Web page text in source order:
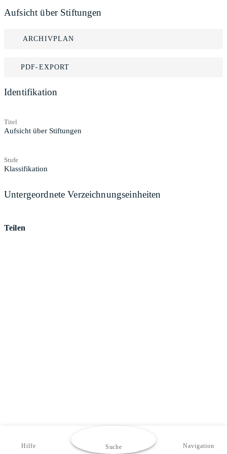
Aufsicht über Stiftungen
ARCHIVPLAN
PDF-EXPORT
Identifikation
Titel
Aufsicht über Stiftungen
Stufe
Klassifikation
Untergeordnete Verzeichnungseinheiten
Teilen
Hilfe Suche Navigation